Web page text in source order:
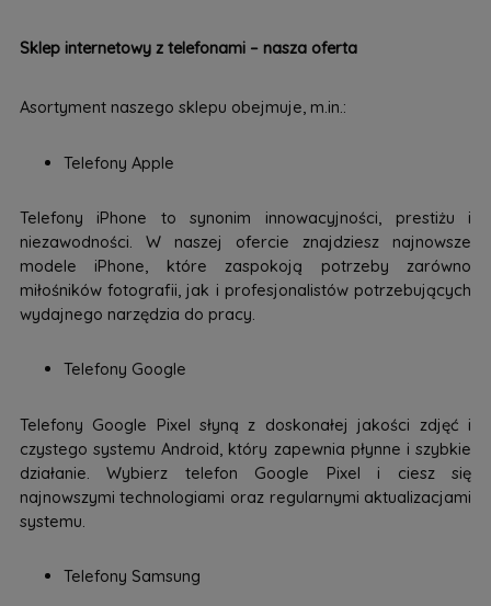
Sklep internetowy z telefonami – nasza oferta
Asortyment naszego sklepu obejmuje, m.in.:
Telefony Apple
Telefony iPhone to synonim innowacyjności, prestiżu i
niezawodności. W naszej ofercie znajdziesz najnowsze
modele iPhone, które zaspokoją potrzeby zarówno
miłośników fotografii, jak i profesjonalistów potrzebujących
wydajnego narzędzia do pracy.
Telefony Google
Telefony Google Pixel słyną z doskonałej jakości zdjęć i
czystego systemu Android, który zapewnia płynne i szybkie
działanie. Wybierz telefon Google Pixel i ciesz się
najnowszymi technologiami oraz regularnymi aktualizacjami
systemu.
Telefony Samsung